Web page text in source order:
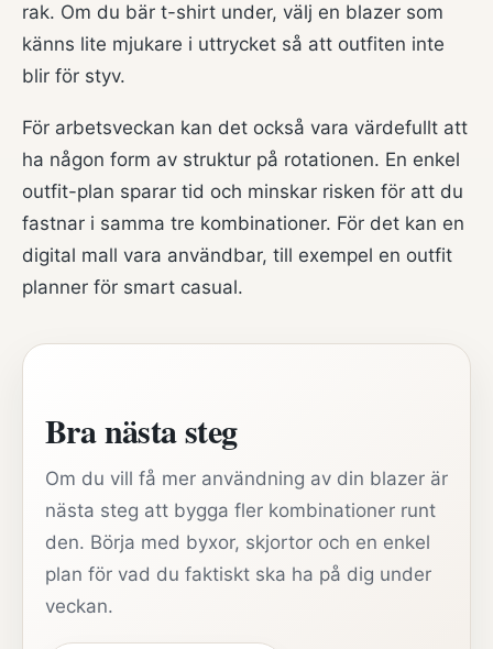
rak. Om du bär t-shirt under, välj en blazer som
känns lite mjukare i uttrycket så att outfiten inte
blir för styv.
För arbetsveckan kan det också vara värdefullt att
ha någon form av struktur på rotationen. En enkel
outfit-plan sparar tid och minskar risken för att du
fastnar i samma tre kombinationer. För det kan en
digital mall vara användbar, till exempel en outfit
planner för smart casual.
Bra nästa steg
Om du vill få mer användning av din blazer är
nästa steg att bygga fler kombinationer runt
den. Börja med byxor, skjortor och en enkel
plan för vad du faktiskt ska ha på dig under
veckan.